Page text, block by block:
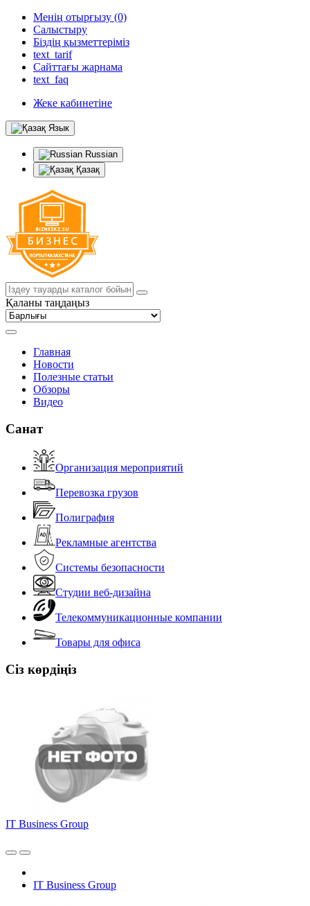
Менің отырғызу (0)
Салыстыру
Біздің қызметтеріміз
text_tarif
Сайттағы жарнама
text_faq
Жеке кабинетіне
Язык
Russian
Қазақ
Қаланы таңдаңыз
Главная
Новости
Полезные статьи
Обзоры
Видео
Санат
Организация мероприятий
Перевозка грузов
Полиграфия
Рекламные агентства
Системы безопасности
Студии веб-дизайна
Телекоммуникационные компании
Товары для офиса
Сіз көрдіңіз
IT Business Group
IT Business Group